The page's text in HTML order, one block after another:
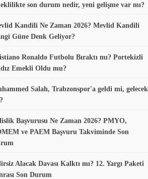
son durum nedir, yeni gelişme var mı?
Kandili Ne Zaman 2026? Mevlid Kandili
Güne Denk Geliyor?
Ronaldo Futbolu Bıraktı mı? Portekizli
Emekli Oldu mu?
Salah, Trabzonspor'a geldi mi, gelecek
Başvurusu Ne Zaman 2026? PMYO,
ve PAEM Başvuru Takviminde Son
Alacak Davası Kalktı mı? 12. Yargı Paketi
Son Durum